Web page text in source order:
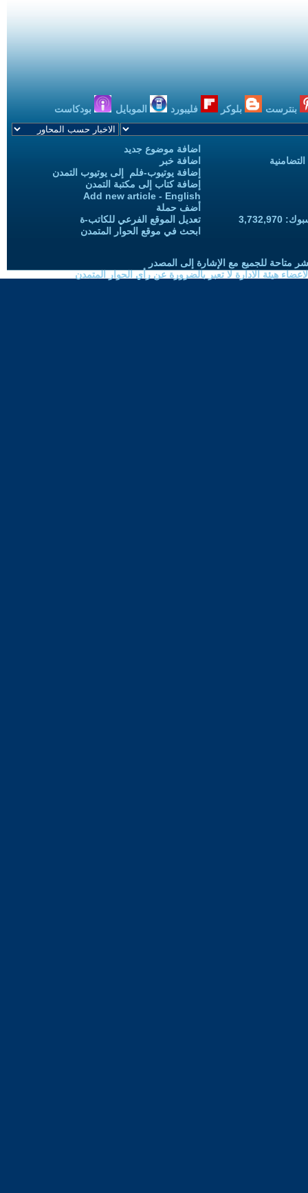
بنترست بلوكر فليبورد الموبايل بودكاست
اضافة موضوع جديد
اضافة خبر
إضافة يوتيوب-فلم إلى يوتيوب التمدن
إضافة كتاب إلى مكتبة التمدن
Add new article - English
أضف حملة
تعديل الموقع الفرعي للكاتب-ة
ابحث في موقع الحوار المتمدن
متاحة للجميع مع الإشارة إلى المصدر
هيئة الادارة لا تعبر بالضرورة عن رأي الحوار المتمدن